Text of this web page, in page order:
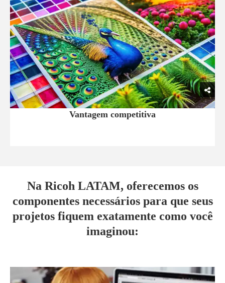
Vantagem competitiva
Na Ricoh LATAM, oferecemos os
componentes necessários para que seus
projetos fiquem exatamente como você
imaginou: